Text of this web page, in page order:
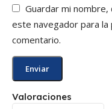
Valoraciones
Guardar mi
este navegador para la
comentario.